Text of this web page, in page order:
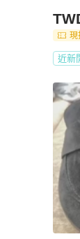
現
近新